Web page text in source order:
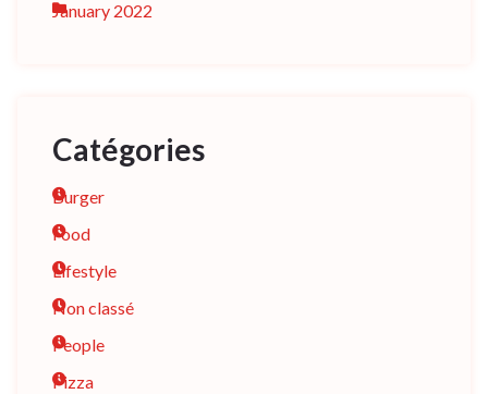
January 2022
Catégories
Burger
Food
Lifestyle
Non classé
People
Pizza